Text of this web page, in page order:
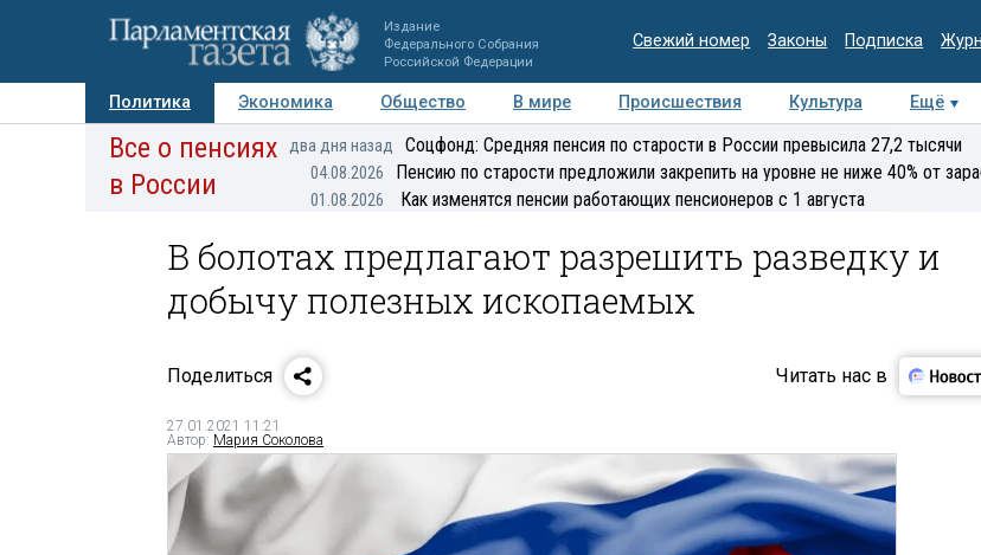
Издание
Федерального Собрания
Российской Федерации
Свежий номер Законы Подписка
Политика Экономика Общество В мире Происшествия Культура Ещё
Авторы Персоны Мнения Регионы Медиацентр Интервью Колумнисты
Все о пенсиях
в России
два дня назад Соцфонд: Средняя пенсия по старости в России превысила 27,2 тысячи
04.08.2026 Пенсию по старости предложили закрепить на уровне не ниже 40% от
01.08.2026 Как изменятся пенсии работающих пенсионеров с 1 августа
В болотах предлагают разрешить разведку и
добычу полезных ископаемых
Поделиться Читать нас в
27.01.2021 11:21
Автор: Мария Соколова